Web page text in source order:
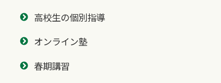
高校生の個別指導
オンライン塾
春期講習